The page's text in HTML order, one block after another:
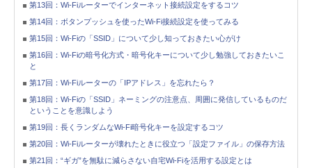
第13回：Wi-Fiルーターでインターネット接続設定をするコツ
第14回：ボタンプッシュを使ったWi-Fi接続設定を使ってみる
第15回：Wi-Fiの「SSID」について少し知っておきたい心がけ
第16回：Wi-Fiの暗号化方式・暗号化キーについて少し勉強しておきたいこ
と
第17回：Wi-Fiルーターの「IPアドレス」を忘れたら？
第18回：Wi-Fiの「SSID」ネーミングの注意点、周囲に発信しているものだ
ということを意識しよう
第19回：長くランダムなWi-Fi暗号化キーを設定するコツ
第20回：Wi-Fiルーターが壊れたときに役立つ「設定ファイル」の保存方法
第21回：“ギガ”を無駄に減らさない自宅Wi-Fiを活用する設定とは